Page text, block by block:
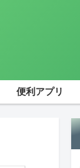
便利アプリ